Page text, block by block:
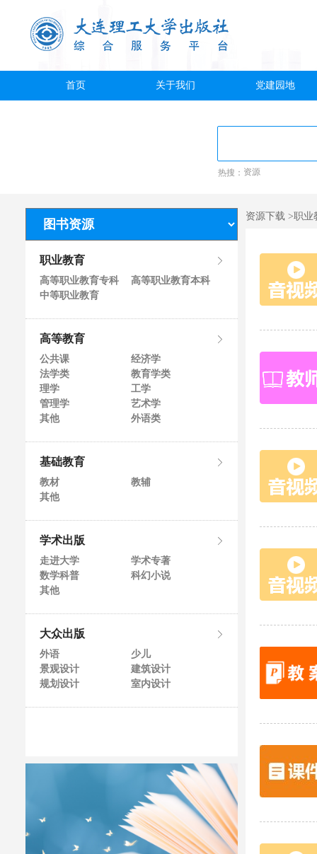
首页 关于我们 党建园地
热搜： 资源
职业教育
高等职业教育专科
高等职业教育本科
中等职业教育
高等教育
公共课
经济学
法学类
教育学类
理学
工学
管理学
艺术学
其他
外语类
基础教育
教材
教辅
其他
学术出版
走进大学
学术专著
数学科普
科幻小说
其他
大众出版
外语
少儿
景观设计
建筑设计
规划设计
室内设计
资源下载 >职业